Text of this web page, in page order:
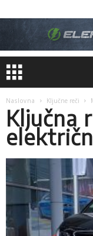
Naslovna Ključne reči
Ključna